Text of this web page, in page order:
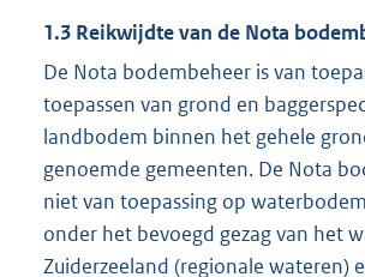
1.3 Reikwijdte van de Nota
De Nota bodembeheer is van
toepassen van grond en
landbodem binnen het gehele
genoemde gemeenten. De Nota
niet van toepassing op
onder het bevoegd gezag van het
Zuiderzeeland (regionale wateren)